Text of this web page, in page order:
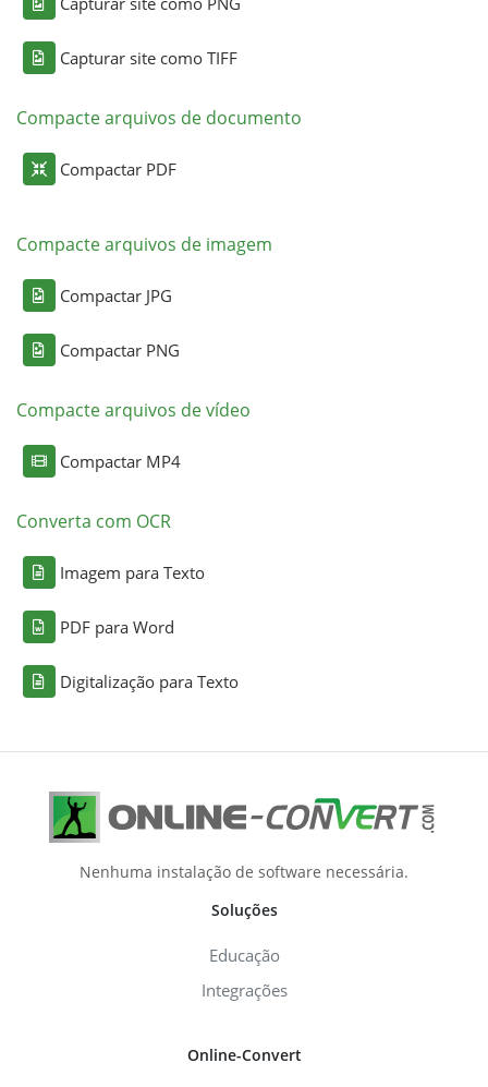
Capturar site como TIFF
Compacte arquivos de documento
Compactar PDF
Compacte arquivos de imagem
Compactar JPG
Compactar PNG
Compacte arquivos de vídeo
Compactar MP4
Converta com OCR
Imagem para Texto
PDF para Word
Digitalização para Texto
Nenhuma instalação de software necessária.
Soluções
Educação
Integrações
Online-Convert